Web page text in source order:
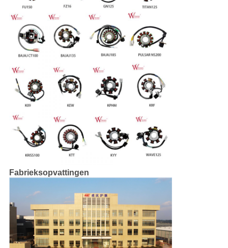
Fabrieksopvattingen